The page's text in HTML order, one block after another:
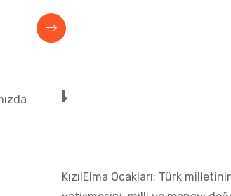
KızılElma Ocakları; Türk
yetişmesini, milli ve manevi